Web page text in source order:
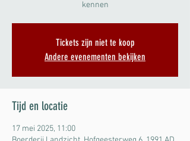
kennen
Tickets zijn niet te koop
Andere evenementen bekijken
Tijd en locatie
17 mei 2025, 11:00